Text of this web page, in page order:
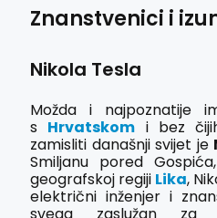
Znanstvenici i
Nikola Tesla
Možda i najpoznatije
s Hrvatskom i bez
zamisliti današnji svijet je
Smiljanu pored
geografskoj regiji Lika,
električni inženjer i